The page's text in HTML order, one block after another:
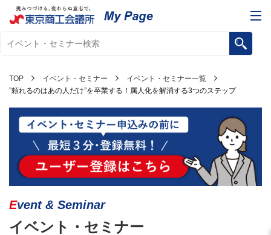
TOP イベント・セミナー
イベント・セミナー一覧
”頼れるのはあの人だけ”を卒業する！属人化を解消する3つのステップ
Event & Seminar
イベント・セミナー